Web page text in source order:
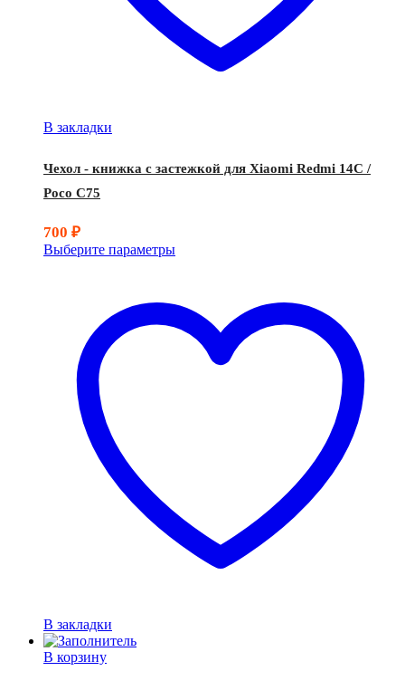
В закладки
Чехол - книжка с застежкой для Xiaomi Redmi 14C /
Poco C75
700 ₽
Выберите параметры
В закладки
В корзину